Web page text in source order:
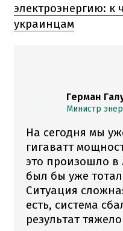
электроэнергию: к
украинцам
Герман
Министр
На сегодня мы
гигаватт
это произошло в
был бы уже
Ситуация
есть, система
результат